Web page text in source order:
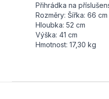
Přihrádka na
Rozměry: Šířka: 66 cm
Hloubka: 52 cm
Výška: 41 cm
Hmotnost: 17,30 kg